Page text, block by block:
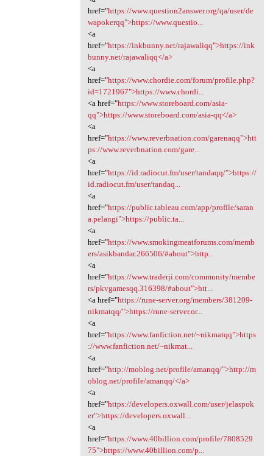
href="https://www.question2answer.org/qa/user/de
wapokerqq">https://www.questio...
<a
href="https://inkbunny.net/rajawaliqq">https://ink
bunny.net/rajawaliqq</a>
<a
href="https://www.chordie.com/forum/profile.php?
id=1721967">https://www.chordi...
<a href="https://www.storeboard.com/asia-
qq">https://www.storeboard.com/asia-qq</a>
<a
href="https://www.reverbnation.com/garenaqq">htt
ps://www.reverbnation.com/gare...
<a
href="https://id.radiocut.fm/user/tandaqq/">https://
id.radiocut.fm/user/tandaq...
<a
href="https://public.tableau.com/app/profile/saran
a.pelangi">https://public.ta...
<a
href="https://www.smokingmeatforums.com/memb
ers/asikbandar.266506/#about">http...
<a
href="https://www.traderji.com/community/membe
rs/pkvgamesqq.316398/#about">htt...
<a href="https://rune-server.org/members/381209-
nikmatqq/">https://rune-server.or...
<a
href="https://www.fanfiction.net/~nikmatqq">https
://www.fanfiction.net/~nikmat...
<a
href="http://moblog.net/profile/amanqq/">http://m
oblog.net/profile/amanqq/</a>
<a
href="https://developers.oxwall.com/user/jelaspok
er">https://developers.oxwall...
<a
href="https://www.40billion.com/profile/7808529
75">https://www.40billion.com/p...